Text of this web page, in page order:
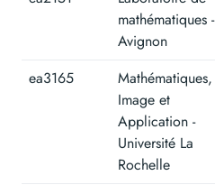
mathématiques -
Avignon
ea3165
Mathématiques,
Image et
Application -
Université La
Rochelle